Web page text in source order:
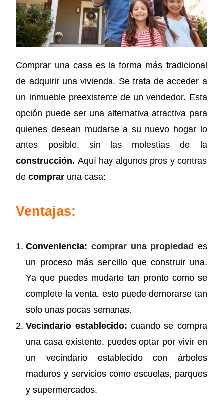
Comprar una casa es la forma más tradicional
de adquirir una vivienda. Se trata de acceder a
un inmueble preexistente de un vendedor. Esta
opción puede ser una alternativa atractiva para
quienes desean mudarse a su nuevo hogar lo
antes posible, sin las molestias de la
construcción. Aquí hay algunos pros y contras
decomprar una casa:
Ventajas:
Conveniencia: comprar una propiedad es
un proceso más sencillo que construir una.
Ya que puedes mudarte tan pronto como se
complete la venta, esto puede demorarse tan
solo unas pocas semanas.
Vecindario establecido: cuando se compra
una casa existente, puedes optar por vivir en
un vecindario establecido con árboles
maduros y servicios como escuelas, parques
y supermercados.